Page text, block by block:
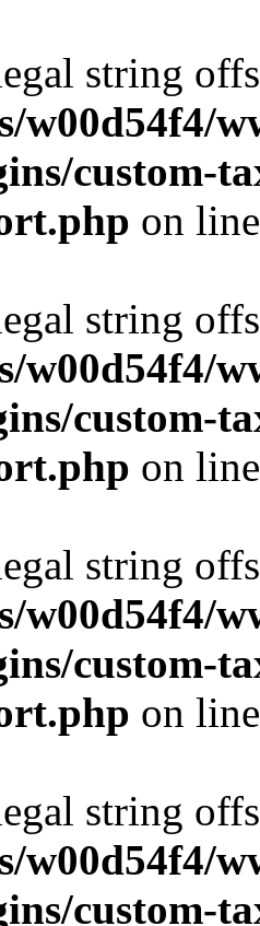
string
w00d54f4/
custom-
on
string
w00d54f4/
custom-
on
string
w00d54f4/
custom-
on
string
w00d54f4/
custom-